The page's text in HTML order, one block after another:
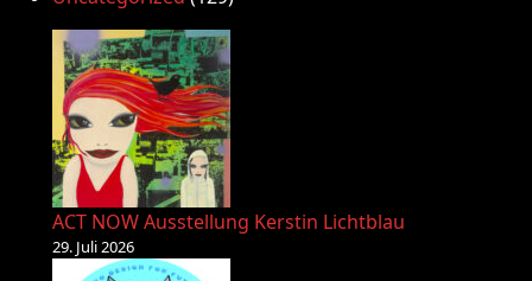
ACT NOW Ausstellung Kerstin Lichtblau
29. Juli 2026